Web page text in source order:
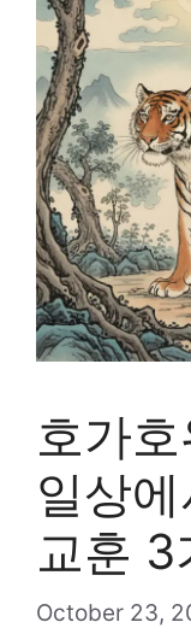
호가
일상
교훈 3
October 23,